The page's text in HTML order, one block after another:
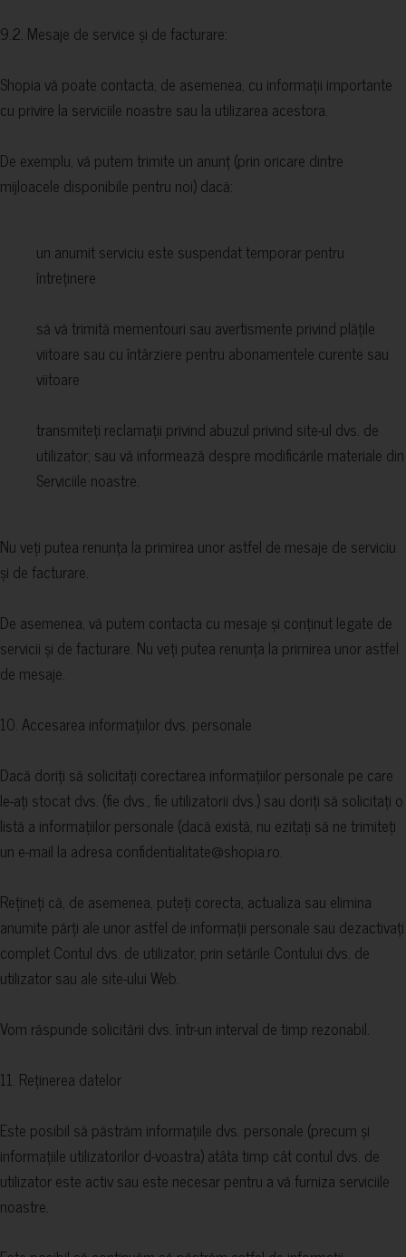
9.2. Mesaje de service și de facturare:
Shopia vă poate contacta, de asemenea, cu informații importante
cu privire la serviciile noastre sau la utilizarea acestora.
De exemplu, vă putem trimite un anunț (prin oricare dintre
mijloacele disponibile pentru noi) dacă:
un anumit serviciu este suspendat temporar pentru
întreținere
să vă trimită mementouri sau avertismente privind plățile
viitoare sau cu întârziere pentru abonamentele curente sau
viitoare
transmiteți reclamații privind abuzul privind site-ul dvs. de
utilizator; sau vă informează despre modificările materiale din
Serviciile noastre.
Nu veți putea renunța la primirea unor astfel de mesaje de serviciu
și de facturare.
De asemenea, vă putem contacta cu mesaje și conținut legate de
servicii și de facturare. Nu veți putea renunța la primirea unor astfel
de mesaje.
10. Accesarea informațiilor dvs. personale
Dacă doriți să solicitați corectarea informațiilor personale pe care
le-ați stocat dvs. (fie dvs., fie utilizatorii dvs.) sau doriți să solicitați o
listă a informațiilor personale (dacă există, nu ezitați să ne trimiteți
un e-mail la adresa confidentialitate@shopia.ro.
Rețineți că, de asemenea, puteți corecta, actualiza sau elimina
anumite părți ale unor astfel de informații personale sau dezactivați
complet Contul dvs. de utilizator, prin setările Contului dvs. de
utilizator sau ale site-ului Web.
Vom răspunde solicitării dvs. într-un interval de timp rezonabil.
11. Reținerea datelor
Este posibil să păstrăm informațiile dvs. personale (precum și
informațiile utilizatorilor d-voastra) atâta timp cât contul dvs. de
utilizator este activ sau este necesar pentru a vă furniza serviciile
noastre.